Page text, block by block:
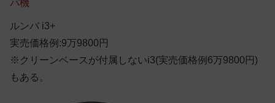
パ機
ルンバ i3+
実売価格例:9万9800円
※クリーンベースが付属しないi3(実売価格例6万9800円)
もある。